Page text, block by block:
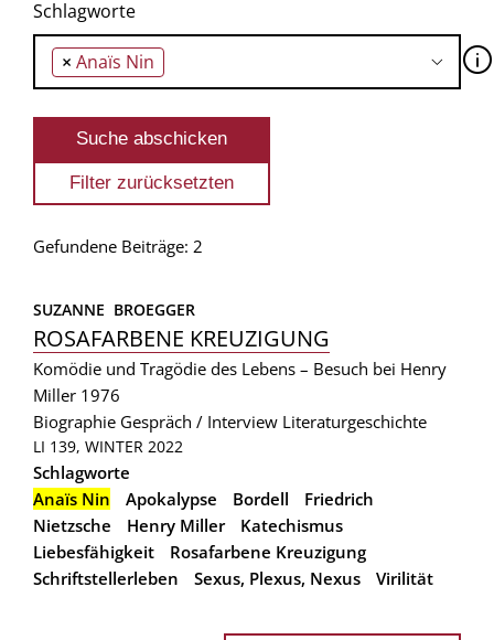
Schlagworte
× Anaïs Nin 🛈
Gefundene Beiträge: 2
SUZANNE  BROEGGER
ROSAFARBENE KREUZIGUNG
Komödie und Tragödie des Lebens – Besuch bei Henry
Miller 1976
Biographie Gespräch / Interview Literaturgeschichte
LI 139, WINTER 2022
Schlagworte
Anaïs Nin
Apokalypse Bordell
Friedrich
Nietzsche
Henry Miller
Katechismus
Liebesfähigkeit
Rosafarbene Kreuzigung
Schriftstellerleben
Sexus, Plexus, Nexus Virilität